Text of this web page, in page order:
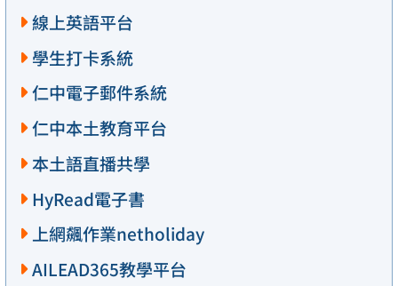
線上英語平台
學生打卡系統
仁中電子郵件系統
仁中本土教育平台
本土語直播共學
HyRead電子書
上網飆作業netholiday
AILEAD365教學平台